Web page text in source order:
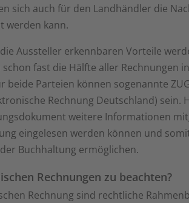
sich auch für den Landhändler die
werden kann.
Aussteller erkennbaren Vorteile
fast die Hälfte aller Rechnungen
beide Parteien können sogenannte
Rechnung Deutschland) sein.
weitere Informationen
eingelesen werden können und
Buchhaltung ermöglichen.
Rechnungen zu beachten?
Rechnung sind rechtliche